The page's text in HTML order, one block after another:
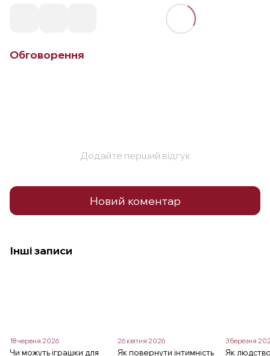
Обговорення
Додайте перший відгук
Новий коментар
Інші записи
18 червня 2026
Чи можуть іграшки для
26 квітня 2026
Як повернути інтимність
3 березня
Як